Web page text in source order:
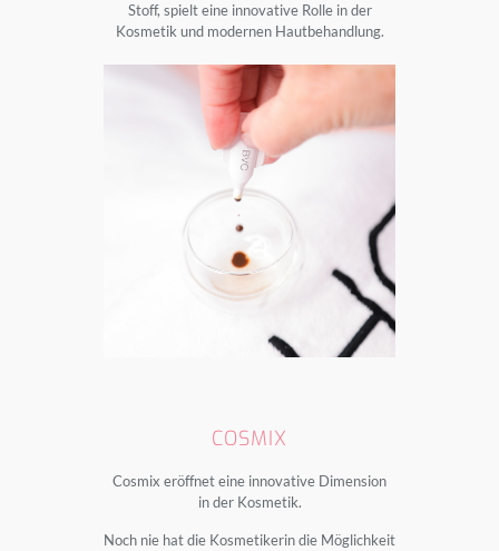
Stoff, spielt eine innovative Rolle in der
Kosmetik und modernen Hautbehandlung.
COSMIX
Cosmix eröffnet eine innovative Dimension
in der Kosmetik.
Noch nie hat die Kosmetikerin die Möglichkeit